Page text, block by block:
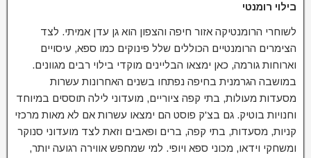
בילוי רומנטי
לשוחרי הרומנטיקה אזור חיפה והצפון הוא גן עדן אמיתי. לצד
הצימרים הרומנטיים הכוללים שלל פינוקים כמו ספא, עיסויים
וארוחות גורמה, כאן ימצאו הבליינים מוקדי בילוי רבים מגוונים.
במושבה הגרמנית בחיפה נפתחו בשנים האחרונות עשרות
מסעדות מעולות, בתי קפה ציוריים, מועדוני לילה תוססים במיוחד
וחנויות בוטיק. גם בצ'ק פוסט הם ימצאו עשרות אם לא מאות מרכזי
קניות, מסעדות, בתי קפה, ברים ופאבים וזאת לצד מועדוני סנוקר
ומשחקי וידאו, מכוני ספא ויופי. למי שמחפש אווירה רגועה יותר,